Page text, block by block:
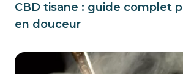
CBD tisane : guide complet
en douceur